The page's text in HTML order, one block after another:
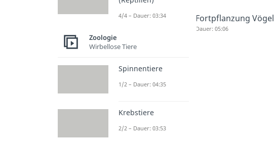
Fortpflanzung Vögel
Dauer: 05:06
4/4 – Dauer: 03:34
Zoologie
Wirbellose Tiere
Spinnentiere
1/2 – Dauer: 04:35
Krebstiere
2/2 – Dauer: 03:53